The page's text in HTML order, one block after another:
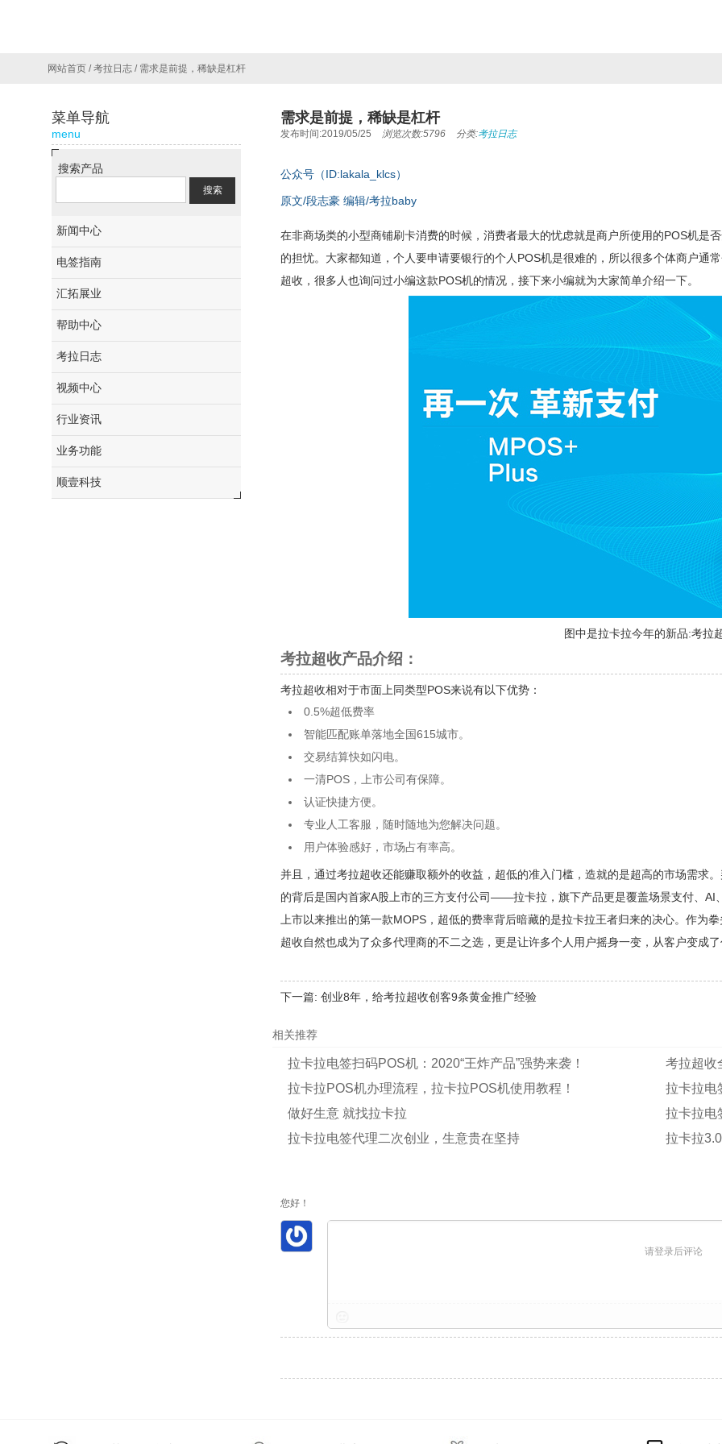
网站首页 /考拉日志 / 需求是前提，稀缺是杠杆
菜单导航
menu
搜索产品
新闻中心
电签指南
汇拓展业
帮助中心
考拉日志
视频中心
行业资讯
业务功能
顺壹科技
需求是前提，稀缺是杠杆
发布时间:2019/05/25 浏览次数:5796 分类:考拉日志
公众号（ID:lakala_klcs）
原文/段志豪 编辑/考拉baby
在非商场类的小型商铺刷卡消费的时候，消费者最大的忧虑就是商户所使用的POS机是
的担忧。大家都知道，个人要申请要银行的个人POS机是很难的，所以很多个体商户通
超收，很多人也询问过小编这款POS机的情况，接下来小编就为大家简单介绍一下。
图中是拉卡拉今年的新品:考拉
考拉超收产品介绍：
考拉超收相对于市面上同类型POS来说有以下优势：
0.5%超低费率
智能匹配账单落地全国615城市。
交易结算快如闪电。
一清POS，上市公司有保障。
认证快捷方便。
专业人工客服，随时随地为您解决问题。
用户体验感好，市场占有率高。
并且，通过考拉超收还能赚取额外的收益，超低的准入门槛，造就的是超高的市场需求
的背后是国内首家A股上市的三方支付公司——拉卡拉，旗下产品更是覆盖场景支付、AI
上市以来推出的第一款MOPS，超低的费率背后暗藏的是拉卡拉王者归来的决心。作为
超收自然也成为了众多代理商的不二之选，更是让许多个人用户摇身一变，从客户变成
下一篇: 创业8年，给考拉超收创客9条黄金推广经验
相关推荐
拉卡拉电签扫码POS机：2020“王炸产品”强势来袭！
考拉超收
拉卡拉POS机办理流程，拉卡拉POS机使用教程！
拉卡拉电
做好生意 就找拉卡拉
拉卡拉电
拉卡拉电签代理二次创业，生意贵在坚持
拉卡拉
您好！
请登录后评论